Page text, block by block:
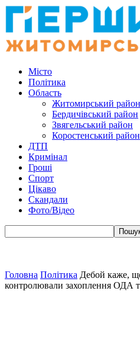
Місто
Політика
Область
Житомирський район
Бердичівський район
Звягельський район
Коростенський район
ДТП
Кримінал
Гроші
Спорт
Цікаво
Скандали
Фото/Відео
Головна Політика Дебой каже,
контролювали захоплення ОДА